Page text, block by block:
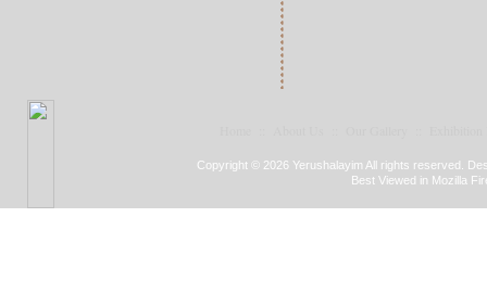
Copyright © 2026 Yerushalayim All rights reserved.
Best Viewed in Mozilla